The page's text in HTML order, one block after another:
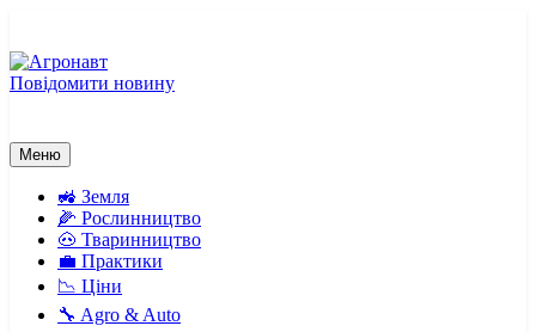
вмісту
Повідомити новину
Меню
🚜 Земля
🌽 Рослинництво
🐽 Тваринництво
💼 Практики
📉 Ціни
🔧 Agro & Auto